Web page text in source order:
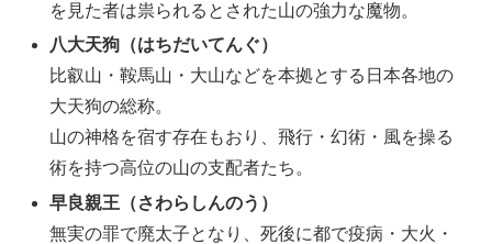
を見た者は祟られるとされた山の強力な魔物。
八大天狗（はちだいてんぐ）
比叡山・鞍馬山・大山などを本拠とする日本各地の
大天狗の総称。
山の神格を宿す存在もおり、飛行・幻術・風を操る
術を持つ高位の山の支配者たち。
早良親王（さわらしんのう）
無実の罪で廃太子となり、死後に都で疫病・大火・